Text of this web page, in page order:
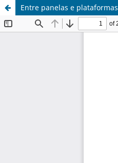
Entre panelas e plataformas